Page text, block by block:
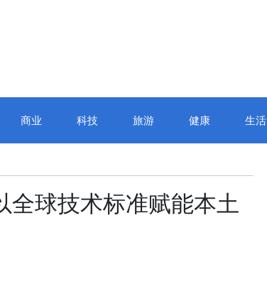
商业 科技 旅游 健康 生活
全球技术标准赋能本土